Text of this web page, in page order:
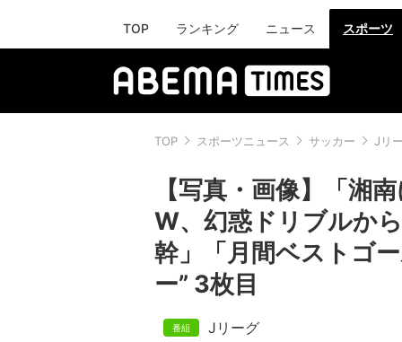
TOP ランキング ニュース スポーツ
TOP スポーツニュース サッカー Jリ
【写真・画像】「湘
W、幻惑ドリブルか
幹」「月間ベストゴ
ー” 3枚目
Jリーグ